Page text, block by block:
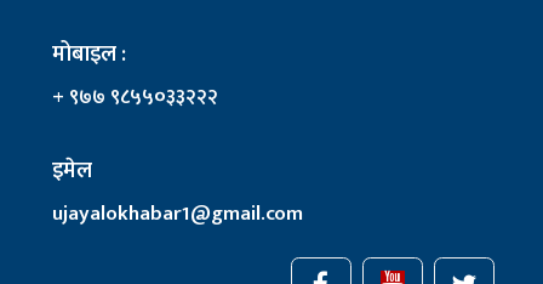
मोबाइल :
+ ९७७ ९८५५०३३२२२
इमेल
ujayalokhabar1@gmail.com